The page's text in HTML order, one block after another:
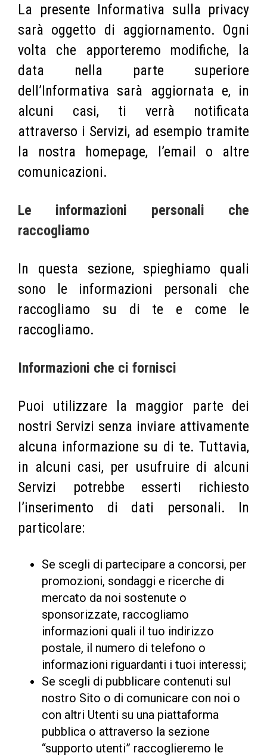
La presente Informativa sulla privacy
sarà oggetto di aggiornamento. Ogni
volta che apporteremo modifiche, la
data nella parte superiore
dell’Informativa sarà aggiornata e, in
alcuni casi, ti verrà notificata
attraverso i Servizi, ad esempio tramite
la nostra homepage, l’email o altre
comunicazioni.
Le informazioni personali che
raccogliamo
In questa sezione, spieghiamo quali
sono le informazioni personali che
raccogliamo su di te e come le
raccogliamo.
Informazioni che ci fornisci
Puoi utilizzare la maggior parte dei
nostri Servizi senza inviare attivamente
alcuna informazione su di te. Tuttavia,
in alcuni casi, per usufruire di alcuni
Servizi potrebbe esserti richiesto
l’inserimento di dati personali. In
particolare:
Se scegli di partecipare a concorsi, per
promozioni, sondaggi e ricerche di
mercato da noi sostenute o
sponsorizzate, raccogliamo
informazioni quali il tuo indirizzo
postale, il numero di telefono o
informazioni riguardanti i tuoi interessi;
Se scegli di pubblicare contenuti sul
nostro Sito o di comunicare con noi o
con altri Utenti su una piattaforma
pubblica o attraverso la sezione
“supporto utenti” raccoglieremo le